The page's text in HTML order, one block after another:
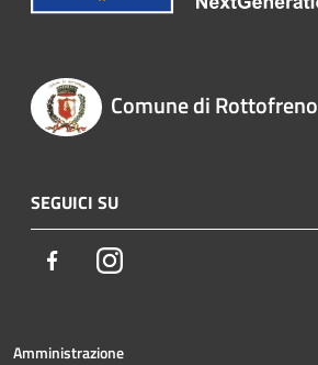
Comune di Rottofreno
SEGUICI SU
FacebookInstagram
Amministrazione